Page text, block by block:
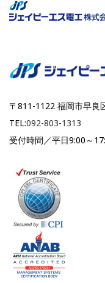
〒811-1122 福岡市早良
TEL:092-803-1313
受付時間／平日9:00～